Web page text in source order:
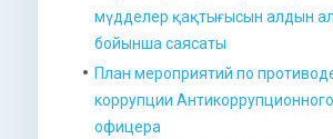
мүдделер қақтығысын алдын
бойынша саясаты
План мероприятий по
коррупции
офицера